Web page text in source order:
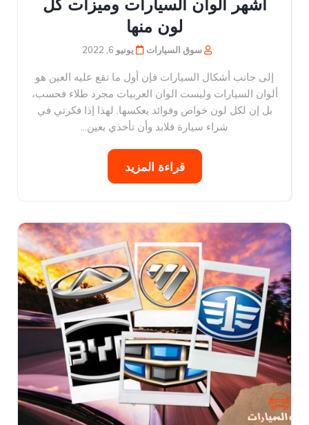
أشهر ألوان السيارات وميزات كل
لون منها
سوق السيارات يونيو 6, 2022
إلى جانب أشكال السيارات فإن أول ما تقع عليه العين هو
ألوان السيارات وليست الوان العربيات مجرد طلاء فحسب،
بل إن لكل لون خواص وفوائد يعكسها. لهذا إذا فكرتي في
شراء سيارة فلابد وأن تأخذي بعين...
قراءة المزيد